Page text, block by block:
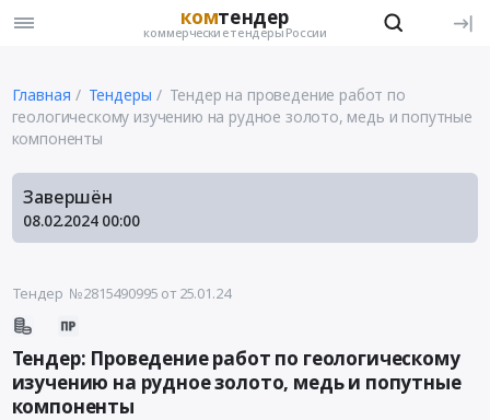
комтендер
коммерческие тендеры России
Главная Тендеры
Тендер на проведение работ по
геологическому изучению на рудное золото, медь и попутные
компоненты
Завершён
08.02.2024 00:00
Тендер №2815490995 от 25.01.24
Тендер: Проведение работ по геологическому
изучению на рудное золото, медь и попутные
компоненты